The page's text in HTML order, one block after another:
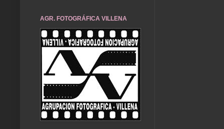
AGR. FOTOGRÁFICA VILLENA